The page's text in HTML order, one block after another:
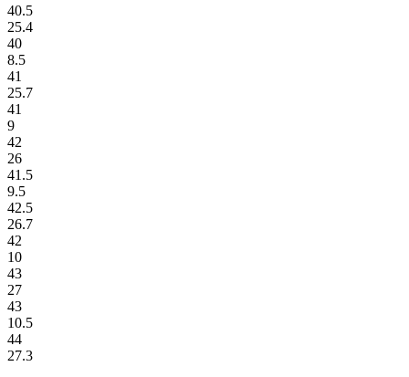
40.5
25.4
40
8.5
41
25.7
41
9
42
26
41.5
9.5
42.5
26.7
42
10
43
27
43
10.5
44
27.3